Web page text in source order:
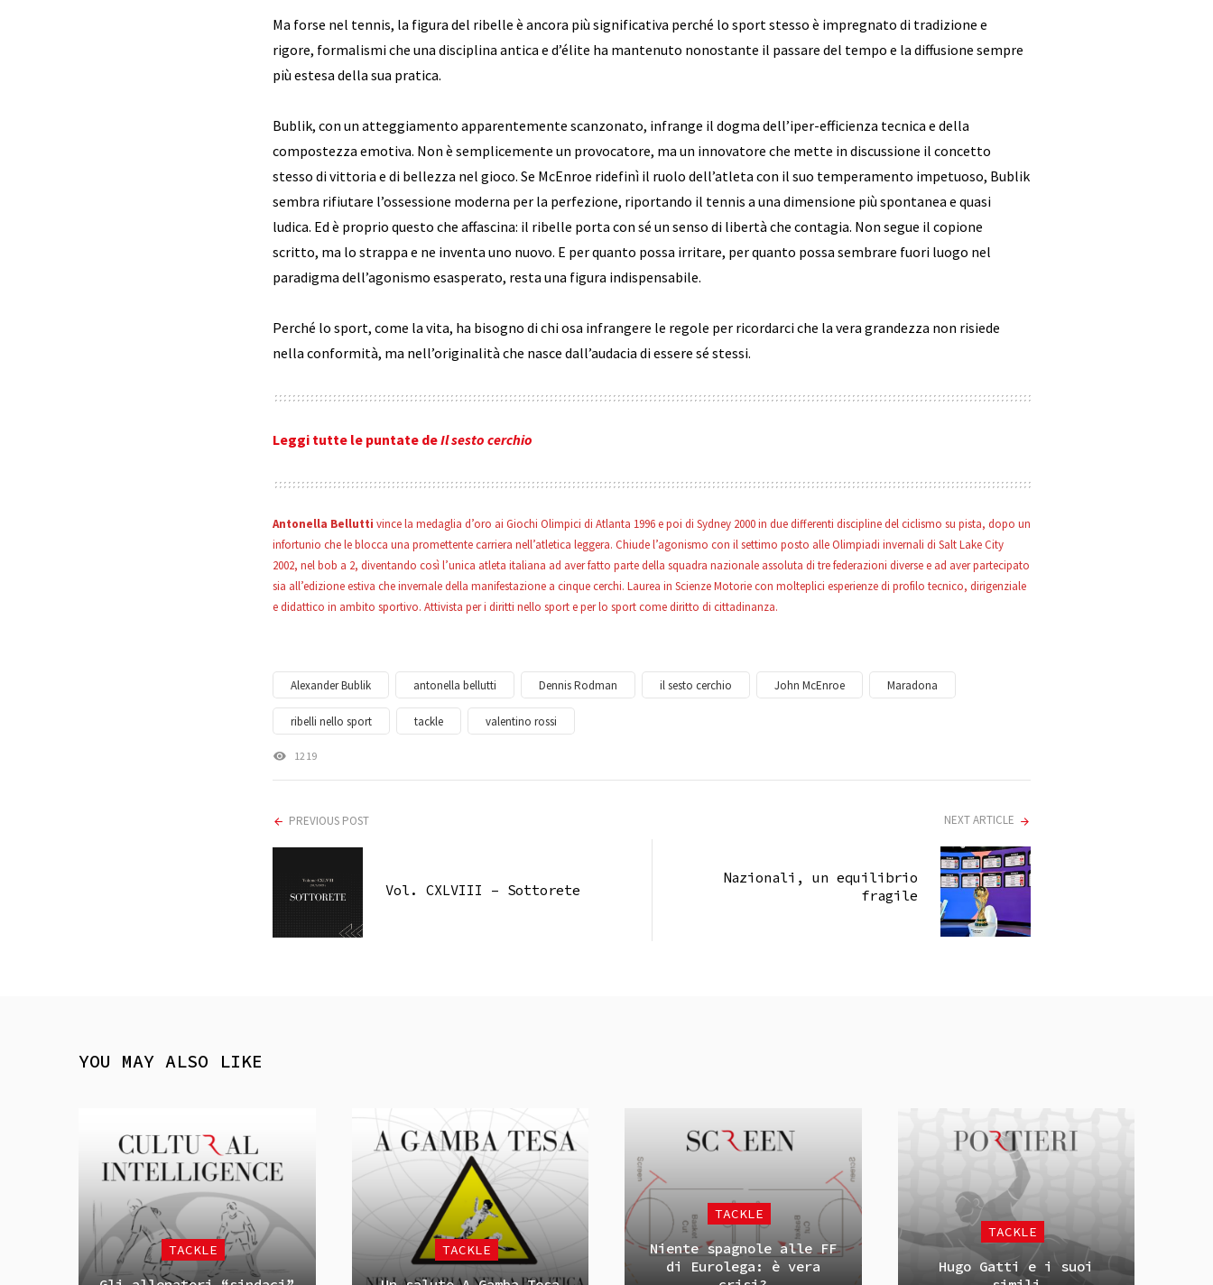
Ma forse nel tennis, la figura del ribelle è ancora più significativa perché lo sport stesso è impregnato di tradizione e
rigore, formalismi che una disciplina antica e d’élite ha mantenuto nonostante il passare del tempo e la diffusione sempre
più estesa della sua pratica.
Bublik, con un atteggiamento apparentemente scanzonato, infrange il dogma dell’iper-efficienza tecnica e della
compostezza emotiva. Non è semplicemente un provocatore, ma un innovatore che mette in discussione il concetto
stesso di vittoria e di bellezza nel gioco. Se McEnroe ridefinì il ruolo dell’atleta con il suo temperamento impetuoso, Bublik
sembra rifiutare l’ossessione moderna per la perfezione, riportando il tennis a una dimensione più spontanea e quasi
ludica. Ed è proprio questo che affascina: il ribelle porta con sé un senso di libertà che contagia. Non segue il copione
scritto, ma lo strappa e ne inventa uno nuovo. E per quanto possa irritare, per quanto possa sembrare fuori luogo nel
paradigma dell’agonismo esasperato, resta una figura indispensabile.
Perché lo sport, come la vita, ha bisogno di chi osa infrangere le regole per ricordarci che la vera grandezza non risiede
nella conformità, ma nell’originalità che nasce dall’audacia di essere sé stessi.
Leggi tutte le puntate deIl sesto cerchio
Antonella Bellutti vince la medaglia d’oro ai Giochi Olimpici di Atlanta 1996 e poi di Sydney 2000 in due differenti discipline del ciclismo su pista, dopo un
infortunio che le blocca una promettente carriera nell’atletica leggera. Chiude l’agonismo con il settimo posto alle Olimpiadi invernali di Salt Lake City
2002, nel bob a 2, diventando così l’unica atleta italiana ad aver fatto parte della squadra nazionale assoluta di tre federazioni diverse e ad aver partecipato
sia all’edizione estiva che invernale della manifestazione a cinque cerchi. Laurea in Scienze Motorie con molteplici esperienze di profilo tecnico, dirigenziale
e didattico in ambito sportivo. Attivista per i diritti nello sport e per lo sport come diritto di cittadinanza.
Alexander Bublik antonella bellutti Dennis Rodman il sesto cerchio John McEnroe Maradona
ribelli nello sport tackle valentino rossi
1219
PREVIOUS POST
Vol. CXLVIII – Sottorete
NEXT ARTICLE
Nazionali, un equilibrio
fragile
YOU MAY ALSO LIKE
TACKLE TACKLE
TACKLE
Niente spagnole alle FF
di Eurolega: è vera
TACKLE
Hugo Gatti e i suoi